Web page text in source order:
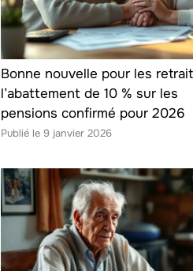
Bonne nouvelle pour les
l’abattement de 10 % sur les
pensions confirmé pour 2026
9 janvier 2026